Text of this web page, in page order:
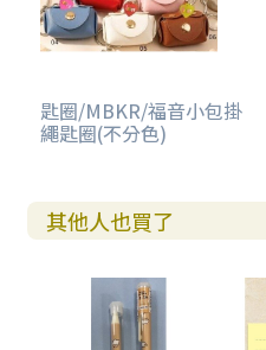
匙圈/MBKR/福音小包掛
繩匙圈(不分色)
其他人也買了